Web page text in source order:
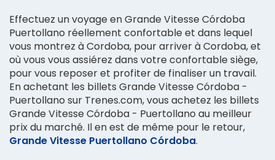
Effectuez un voyage en Grande Vitesse Córdoba
Puertollano réellement confortable et dans lequel
vous montrez à Cordoba, pour arriver à Cordoba, et
où vous vous assiérez dans votre confortable siège,
pour vous reposer et profiter de finaliser un travail.
En achetant les billets Grande Vitesse Córdoba -
Puertollano sur Trenes.com, vous achetez les billets
Grande Vitesse Córdoba - Puertollano au meilleur
prix du marché. Il en est de même pour le retour,
Grande Vitesse Puertollano Córdoba.